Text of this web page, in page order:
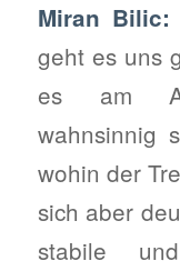
Miran Bilic:
geht es uns
es am
wahnsinnig
wohin der
sich aber
stabile